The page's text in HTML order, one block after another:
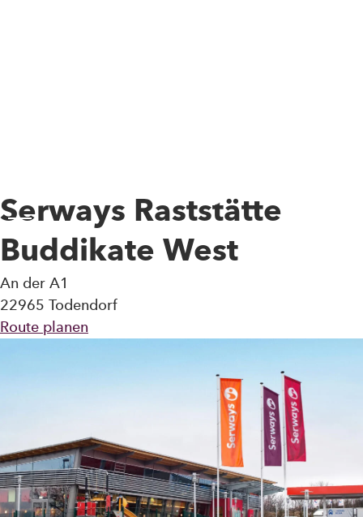
Toggle Menu
Serways Raststätte
Buddikate West
An der A1
22965 Todendorf
Route planen